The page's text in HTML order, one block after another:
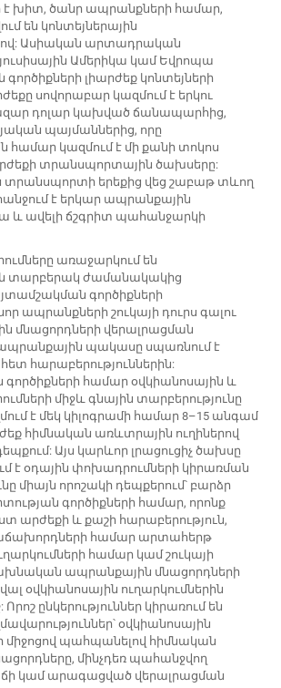
է խիտ, ծանր ապրանքների համար,
են կոնտեյներային
Ասիական արտադրական
Ամերիկա կամ Եվրոպա
լիարժեք կոնտեյների
սովորաբար կազմում է երկու
դոլար կախված ճանապարհից,
պայմաններից, որը
համար կազմում է մի քանի տոկոս
տրանսպորտային ծախսերը:
տրանսպորտի երեքից վեց շաբաթ տևող
է երկար ապրանքային
և ավելի ճշգրիտ պահանջարկի
առաջարկում են
տարբերակ ժամանակակից
գործիքների
ապրանքների շուկայի դուրս գալու
մնացորդների վերալրացման
ապրանքային պակասը սպառնում է
հարաբերություններին:
համար օվկիանոսային և
միջև գնային տարբերությունը
է մեկ կիլոգրամի համար 8–15 անգամ
հիմնական առևտրային ուղիներով
Այս կարևոր լրացուցիչ ծախսը
է օդային փոխադրումների կիրառման
միայն որոշակի դեպքերում՝ բարձր
գործիքների համար, որոնք
արժեքի և քաշի հարաբերություն,
համար արտահերթ
համար կամ շուկայի
ապրանքային մնացորդների
օվկիանոսային ուղարկումներին
ընկերություններ կիրառում են
օվկիանոսային
միջոցով պահպանելով հիմնական
մինչդեռ պահանջվող
կամ արագացված վերալրացման